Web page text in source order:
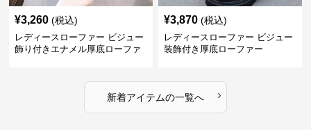
¥3,260 (税込)
レディースローファー ビジュー
飾り付きエナメル厚底ローファ
¥3,870 (税込)
レディースローファー ビジュー
装飾付き厚底ローファー
新着アイテムの一覧へ ›